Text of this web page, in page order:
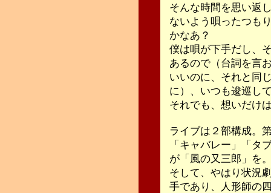
そんな時間を思い返
ないよう唄ったつも
かなあ？
僕は唄が下手だし、
あるので（台詞を言
いいのに、それと同
に）、いつも逡巡し
それでも、想いだけ
ライブは２部構成。
「キャバレー」「タ
が「風の又三郎」を
そして、やはり状況
手であり、人形師の